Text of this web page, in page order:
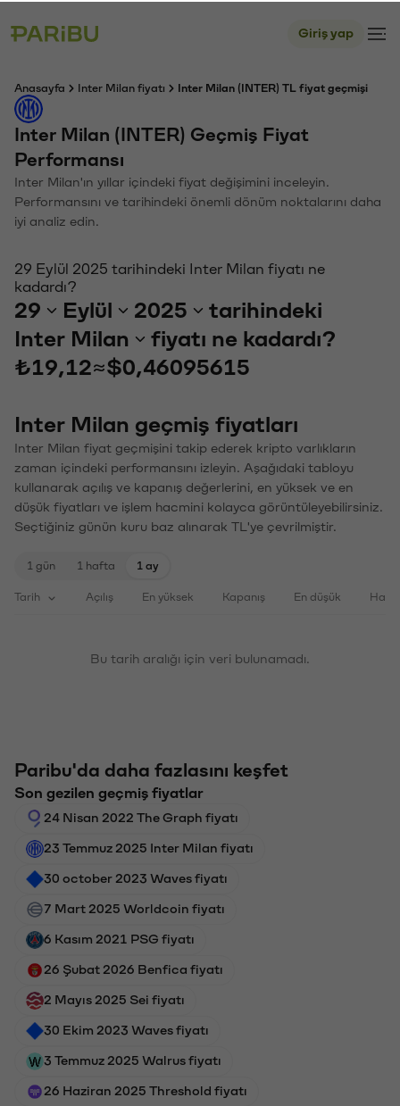
Giriş yap
Anasayfa Inter Milan fiyatı Inter Milan (INTER) TL fiyat geçmişi
Inter Milan (INTER) Geçmiş Fiyat
Performansı
Inter Milan'ın yıllar içindeki fiyat değişimini inceleyin.
Performansını ve tarihindeki önemli dönüm noktalarını daha
iyi analiz edin.
29 Eylül 2025 tarihindeki Inter Milan fiyatı ne
kadardı?
29 Eylül 2025
tarihindeki
Inter Milan
fiyatı ne kadardı?
₺19,12≈$0,46095615
Inter Milan geçmiş fiyatları
Inter Milan fiyat geçmişini takip ederek kripto varlıkların
zaman içindeki performansını izleyin. Aşağıdaki tabloyu
kullanarak açılış ve kapanış değerlerini, en yüksek ve en
düşük fiyatları ve işlem hacmini kolayca görüntüleyebilirsiniz.
Seçtiğiniz günün kuru baz alınarak TL'ye çevrilmiştir.
1 gün 1 hafta 1 ay
Tarih Açılış En yüksek Kapanış En düşük
Bu tarih aralığı için veri bulunamadı.
Paribu'da daha fazlasını keşfet
Son gezilen geçmiş fiyatlar
24 Nisan 2022 The Graph fiyatı
23 Temmuz 2025 Inter Milan fiyatı
30 october 2023 Waves fiyatı
7 Mart 2025 Worldcoin fiyatı
6 Kasım 2021 PSG fiyatı
26 Şubat 2026 Benfica fiyatı
2 Mayıs 2025 Sei fiyatı
30 Ekim 2023 Waves fiyatı
3 Temmuz 2025 Walrus fiyatı
26 Haziran 2025 Threshold fiyatı